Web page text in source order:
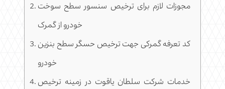
مجوزات لازم برای ترخیص سنسور سطح سوخت
خودرو از گمرک
کد تعرفه گمرکی جهت ترخیص حسگر سطح بنزین
خودرو
خدمات شرکت سلطان یاقوت در زمینه ترخیص